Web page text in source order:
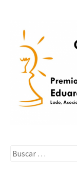
Buscar: